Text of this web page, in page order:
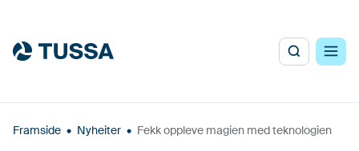
Framside • Nyheiter • Fekk oppleve magien med teknologien